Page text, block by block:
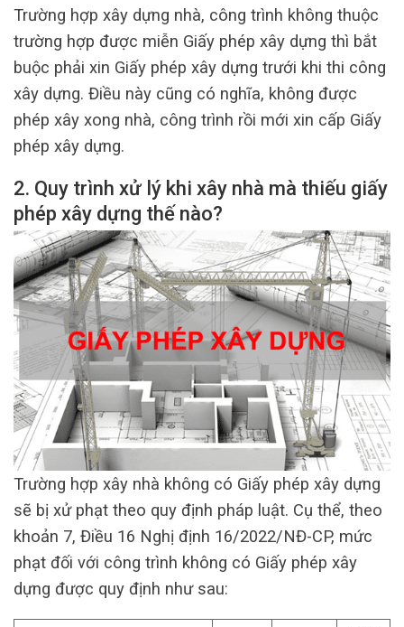
Trường hợp xây dựng nhà, công trình không thuộc
trường hợp được miễn Giấy phép xây dựng thì bắt
buộc phải xin Giấy phép xây dựng trưới khi thi công
xây dựng. Điều này cũng có nghĩa, không được
phép xây xong nhà, công trình rồi mới xin cấp Giấy
phép xây dựng.
2. Quy trình xử lý khi xây nhà mà thiếu giấy
phép xây dựng thế nào?
Trường hợp xây nhà không có Giấy phép xây dựng
sẽ bị xử phạt theo quy định pháp luật. Cụ thể, theo
khoản 7, Điều 16 Nghị định 16/2022/NĐ-CP, mức
phạt đối với công trình không có Giấy phép xây
dựng được quy định như sau: